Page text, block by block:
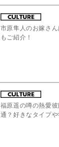
市原隼人のお嫁さ
もご紹介！
福原遥の噂の熱愛
通？好きなタイプ